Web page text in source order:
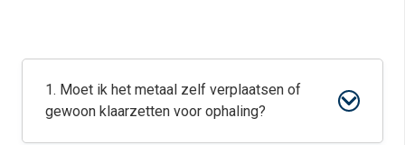
1. Moet ik het metaal zelf verplaatsen of
gewoon klaarzetten voor ophaling?